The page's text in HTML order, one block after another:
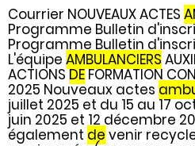
Courrier NOUVEAUX ACTES
Programme Bulletin
Programme Bulletin
L'équipe AMBULANCIERS
ACTIONSDEFORMATION
2025 Nouveaux actes
juillet 2025 et du 15 au 17
juin 2025 et 12 décembre
également de venir